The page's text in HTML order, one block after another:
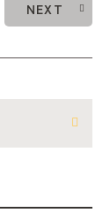
NEXT